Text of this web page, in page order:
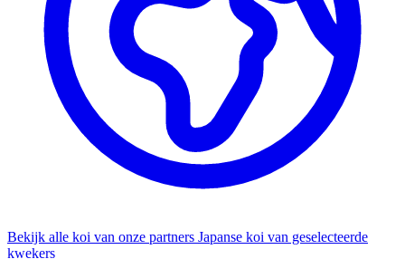
Bekijk alle koi van onze partners Japanse koi van geselecteerde
kwekers